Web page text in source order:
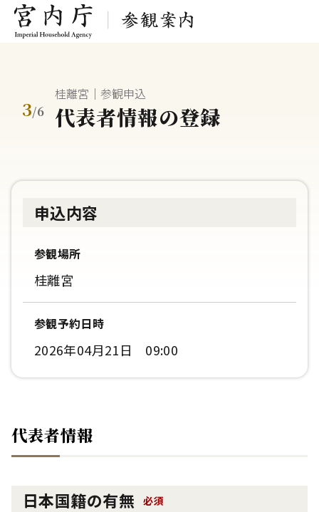
3/6
桂離宮｜参観申込
代表者情報の登録
申込内容
参観場所
桂離宮
参観予約日時
2026年04月21日 09:00
代表者情報
日本国籍の有無 必須